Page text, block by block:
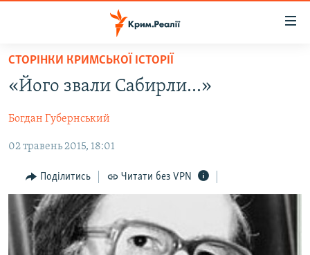
Перейти
основного
Перейти
до
навігації
Перейти
пошуку
НОВИНИ
ВІДЕО ТА ФОТО
ПОЛІТИКА
БЛОГИ
ПОГЛЯД
ІНТЕРВ'Ю
ВСЕ ЗА ДЕНЬ
СТОРІНКИ КРИМСЬКОЇ ІСТОРІЇ
«Його звали Сабирли...»
Богдан Губернський
02 травень 2015, 18:01
Поділитись Читати без VPN